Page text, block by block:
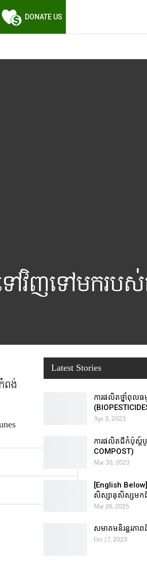
DONATE US
ាទៅវិញទៅមករ
ពង់
Latest Stories
ការផលិតថ្នាំពុលធម្
Apr 3, 2023
ការផលិតជីកំប៉ុស្ដ៍
COMPOST)
Mar 30, 2023
[English
សិស្សានុសិស្សមក
Mar 26, 2025
សមាគមនិរន្តរភា
Oct 17, 2023